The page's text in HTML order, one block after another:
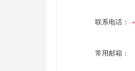
联系电话：
常用邮箱：